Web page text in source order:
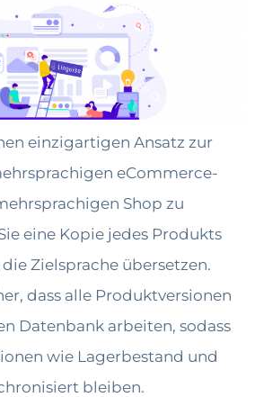
einzigartigen Ansatz zur
eCommerce-
Shop zu
eine Kopie jedes Produkts
Zielsprache übersetzen.
dass alle Produktversionen
Datenbank arbeiten, sodass
wie Lagerbestand und
bleiben.